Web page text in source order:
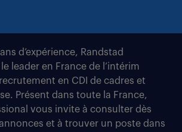
d’expérience, Randstad
leader en France de l’intérim
en CDI de cadres et
Présent dans toute la France,
vous invite à consulter dès
et à trouver un poste dans